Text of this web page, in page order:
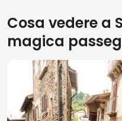
Cosa vedere a
magica